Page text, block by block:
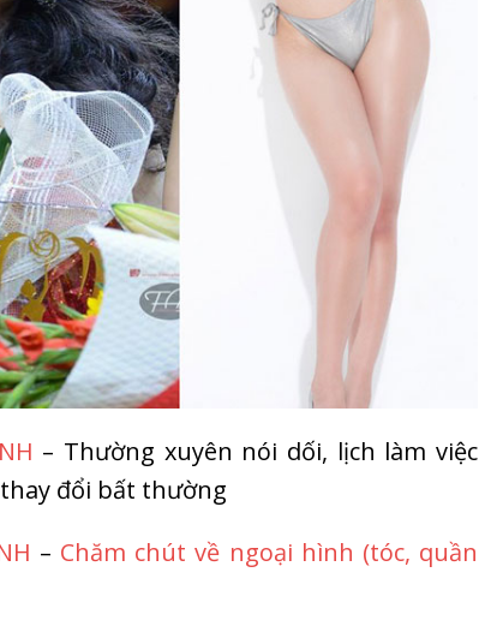
– Thường xuyên nói dối, lịch làm việc
đổi bất thường
– Chăm chút về ngoại hình (tóc, quần